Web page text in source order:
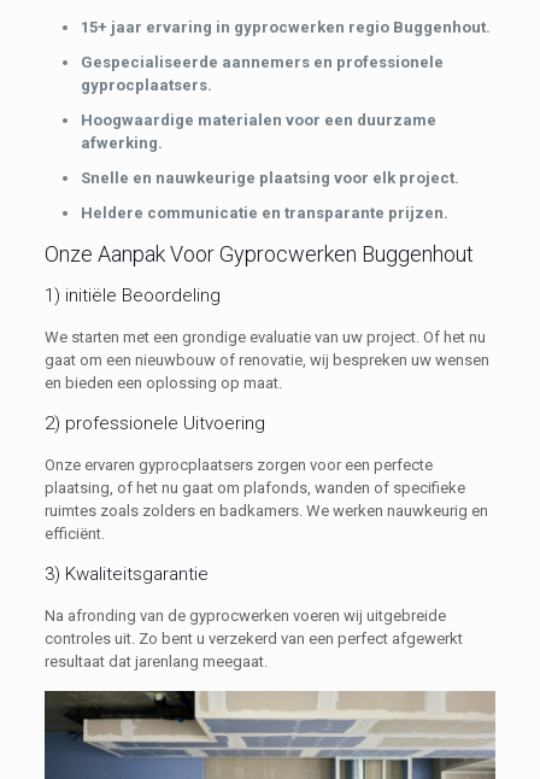
15+ jaar ervaring in gyprocwerken regio Buggenhout.
Gespecialiseerde aannemers en professionele
gyprocplaatsers.
Hoogwaardige materialen voor een duurzame
afwerking.
Snelle en nauwkeurige plaatsing voor elk project.
Heldere communicatie en transparante prijzen.
Onze Aanpak Voor Gyprocwerken Buggenhout
1) initiële Beoordeling
We starten met een grondige evaluatie van uw project. Of het nu
gaat om een nieuwbouw of renovatie, wij bespreken uw wensen
en bieden een oplossing op maat.
2) professionele Uitvoering
Onze ervaren gyprocplaatsers zorgen voor een perfecte
plaatsing, of het nu gaat om plafonds, wanden of specifieke
ruimtes zoals zolders en badkamers. We werken nauwkeurig en
efficiënt.
3) Kwaliteitsgarantie
Na afronding van de gyprocwerken voeren wij uitgebreide
controles uit. Zo bent u verzekerd van een perfect afgewerkt
resultaat dat jarenlang meegaat.